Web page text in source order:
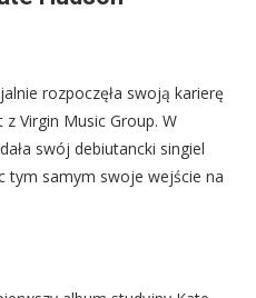
rozpoczęła swoją karierę
Virgin Music Group. W
swój debiutancki singiel
tym samym swoje wejście na